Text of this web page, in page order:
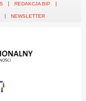
REDAKCJA BIP
NEWSLETTER